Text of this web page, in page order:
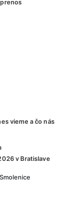
vieme a čo nás
v Bratislave